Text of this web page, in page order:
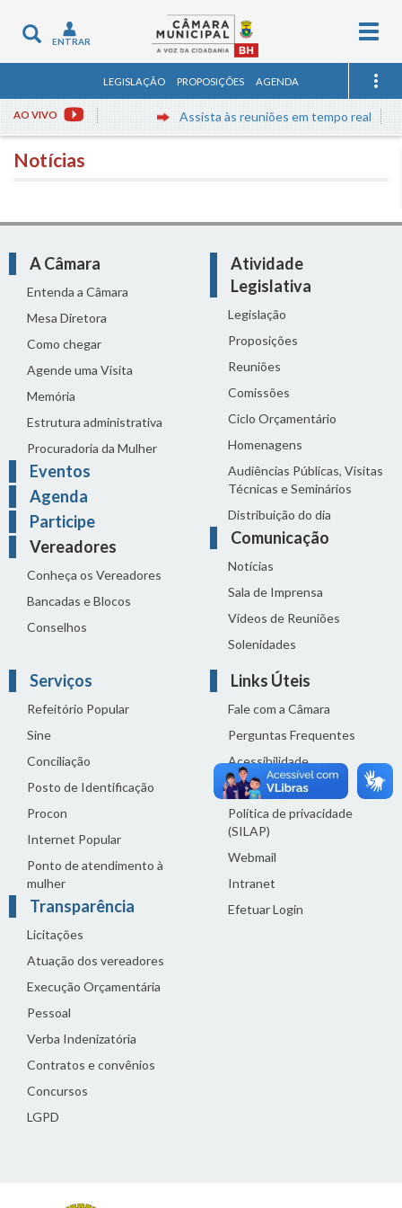
Toggle
navigation
ENTRAR
LEGISLAÇÃO PROPOSIÇÕES AGENDA
AO VIVO Assista às reuniões em tempo real
Notícias
A Câmara
Entenda a Câmara
Mesa Diretora
Como chegar
Agende uma Visita
Memória
Estrutura administrativa
Procuradoria da Mulher
Eventos
Agenda
Participe
Vereadores
Conheça os Vereadores
Bancadas e Blocos
Conselhos
Atividade
Legislativa
Legislação
Proposições
Reuniões
Comissões
Ciclo Orçamentário
Homenagens
Audiências Públicas, Visitas
Técnicas e Seminários
Distribuição do dia
Comunicação
Notícias
Sala de Imprensa
Vídeos de Reuniões
Solenidades
Serviços
Refeitório Popular
Sine
Conciliação
Posto de Identificação
Procon
Internet Popular
Ponto de atendimento à
mulher
Transparência
Licitações
Atuação dos vereadores
Execução Orçamentária
Pessoal
Verba Indenizatória
Contratos e convênios
Concursos
LGPD
Links Úteis
Fale com a Câmara
Perguntas Frequentes
Acessibilidade
Termos de uso
Política de privacidade
(SILAP)
Webmail
Intranet
Efetuar Login